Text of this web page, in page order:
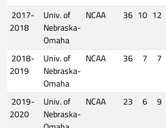
2017-
2018
Univ. of
Nebraska-
Omaha
NCAA 36 10 12
2018-
2019
Univ. of
Nebraska-
Omaha
NCAA 36 7 7
2019-
2020
Univ. of
Nebraska-
NCAA 23 6 9